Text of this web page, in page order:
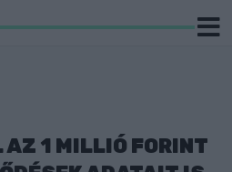
AZ 1 MILLIÓ FORINT